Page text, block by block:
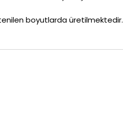
boyutlarda üretilmektedir.